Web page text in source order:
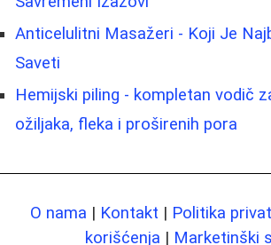
Anticelulitni Masažeri - Koji Je
Saveti
Hemijski piling - kompletan vodič
ožiljaka, fleka i proširenih pora
O nama | Kontakt | Politika
korišćenja | Marketinški